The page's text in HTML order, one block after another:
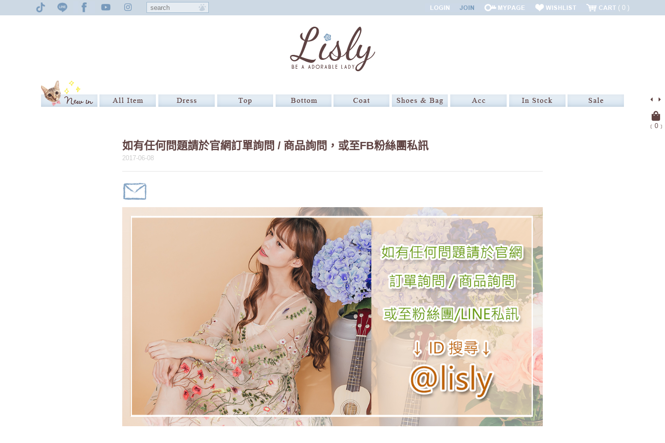
0
﹝ 0﹞
如有任何問題請於官網訂單詢問 / 商品詢問，或至FB粉絲團私訊
2017-06-08